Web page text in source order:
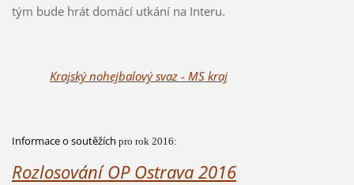
tým bude hrát domácí utkání na Interu.
Krajský nohejbalový svaz - MS kraj
Informace o soutěžích pro rok 2016:
Rozlosování OP Ostrava 2016